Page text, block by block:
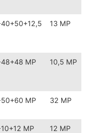
13 MP
MP 10,5 MP
MP 32 MP
MP 12 MP